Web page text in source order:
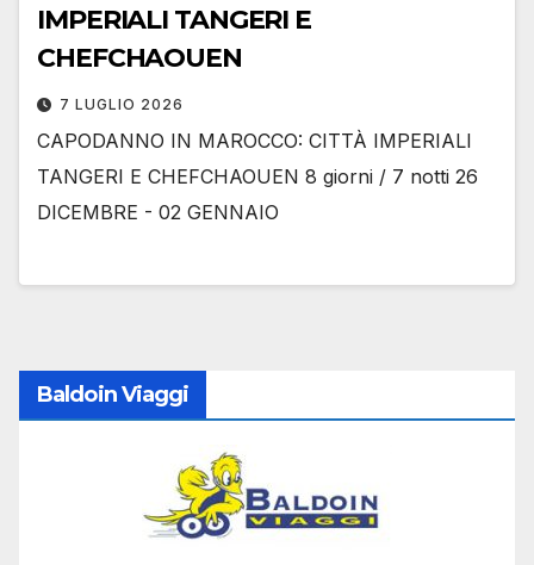
IMPERIALI TANGERI E
CHEFCHAOUEN
7 LUGLIO 2026
CAPODANNO IN MAROCCO: CITTÀ IMPERIALI
TANGERI E CHEFCHAOUEN 8 giorni / 7 notti 26
DICEMBRE - 02 GENNAIO
Baldoin Viaggi